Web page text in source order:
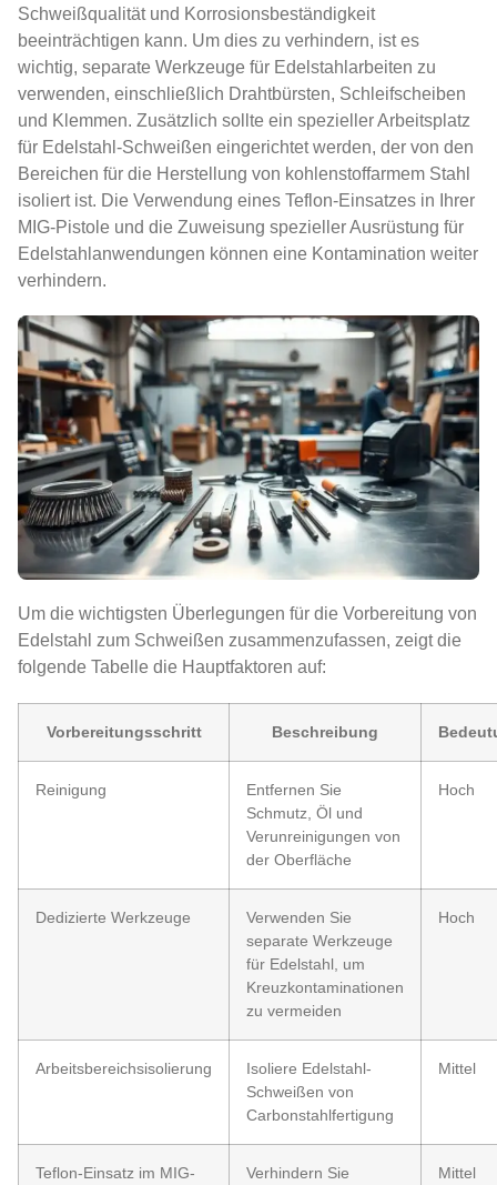
Schweißqualität und Korrosionsbeständigkeit
beeinträchtigen kann. Um dies zu verhindern, ist es
wichtig, separate Werkzeuge für Edelstahlarbeiten zu
verwenden, einschließlich Drahtbürsten, Schleifscheiben
und Klemmen. Zusätzlich sollte ein spezieller Arbeitsplatz
für Edelstahl-Schweißen eingerichtet werden, der von den
Bereichen für die Herstellung von kohlenstoffarmem Stahl
isoliert ist. Die Verwendung eines Teflon-Einsatzes in Ihrer
MIG-Pistole und die Zuweisung spezieller Ausrüstung für
Edelstahlanwendungen können eine Kontamination weiter
verhindern.
Um die wichtigsten Überlegungen für die Vorbereitung von
Edelstahl zum Schweißen zusammenzufassen, zeigt die
folgende Tabelle die Hauptfaktoren auf:
Vorbereitungsschritt Beschreibung
Reinigung
Entfernen Sie
Schmutz, Öl und
Verunreinigungen von
der Oberfläche
Hoch
Dedizierte Werkzeuge
Verwenden Sie
separate Werkzeuge
für Edelstahl, um
Kreuzkontaminationen
zu vermeiden
Hoch
Arbeitsbereichsisolierung
Isoliere Edelstahl-
Schweißen von
Carbonstahlfertigung
Mittel
Teflon-Einsatz im MIG-
Verhindern Sie
Mittel